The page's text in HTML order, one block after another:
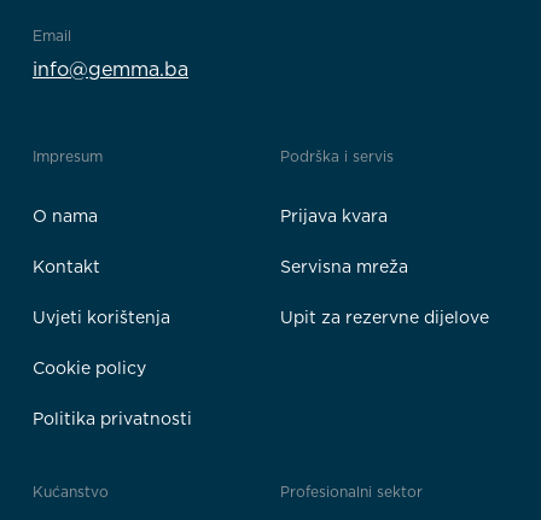
Email
info@gemma.ba
Impresum
O nama
Kontakt
Uvjeti korištenja
Cookie policy
Politika privatnosti
Podrška i servis
Prijava kvara
Servisna mreža
Upit za rezervne dijelove
Kućanstvo Profesionalni sektor